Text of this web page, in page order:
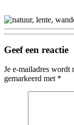
Geef een reactie
Je e-mailadres wordt
gemarkeerd met *